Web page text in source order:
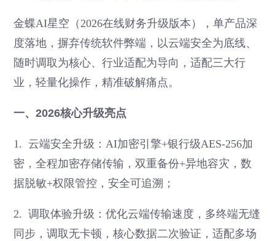
金蝶AI星空（2026在线财务升级版本），单产品深
度落地，摒弃传统软件弊端，以云端安全为底线、
随时调取为核心、行业适配为导向，适配三大行
业，轻量化操作，精准破解痛点。
一、2026核心升级亮点
1. 云端安全升级：AI加密引擎+银行级AES-256加
密，全程加密存储传输，双重备份+异地容灾，数
据脱敏+权限管控，安全可追溯；
2. 调取体验升级：优化云端传输速度，多终端无缝
同步，调取无卡顿，核心数据二次验证，适配多场